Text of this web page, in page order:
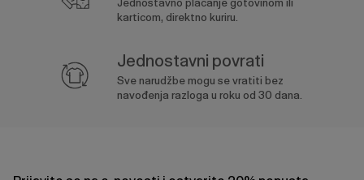
Jednostavno plaćanje gotovinom ili
karticom, direktno kuriru.
Jednostavni povrati
Sve narudžbe mogu se vratiti bez
navođenja razloga u roku od 30 dana.